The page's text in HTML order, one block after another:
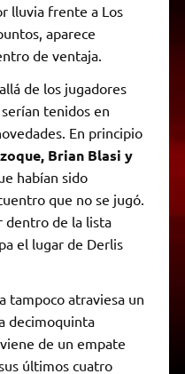
lluvia frente a Los
aparece
de ventaja.
de los jugadores
tenidos en
En principio
Brian Blasi y
habían sido
que no se jugó.
dentro de la lista
el lugar de Derlis
tampoco atraviesa un
decimoquinta
de un empate
últimos cuatro